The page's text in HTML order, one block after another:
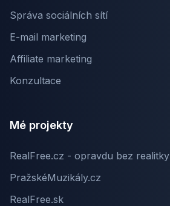
Správa sociálních sítí
E-mail marketing
Affiliate marketing
Konzultace
Mé projekty
RealFree.cz - opravdu bez realitky
PražskéMuzikály.cz
RealFree.sk